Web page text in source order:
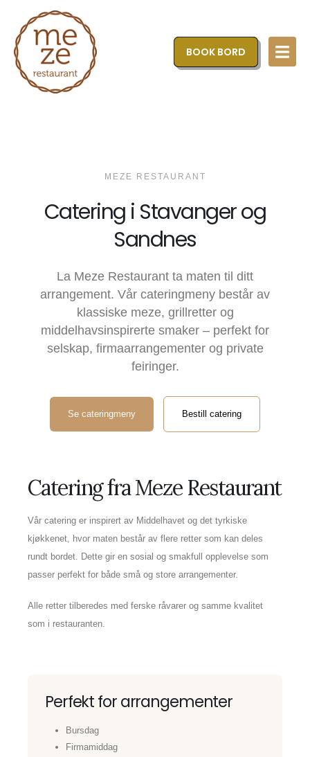
BOOK BORD
MEZE RESTAURANT
Catering i Stavanger og
Sandnes
La Meze Restaurant ta maten til ditt
arrangement. Vår cateringmeny består av
klassiske meze, grillretter og
middelhavsinspirerte smaker – perfekt for
selskap, firmaarrangementer og private
feiringer.
Se cateringmeny Bestill catering
Catering fra Meze Restaurant
Vår catering er inspirert av Middelhavet og det tyrkiske
kjøkkenet, hvor maten består av flere retter som kan deles
rundt bordet. Dette gir en sosial og smakfull opplevelse som
passer perfekt for både små og store arrangementer.
Alle retter tilberedes med ferske råvarer og samme kvalitet
som i restauranten.
Perfekt for arrangementer
Bursdag
Firmamiddag